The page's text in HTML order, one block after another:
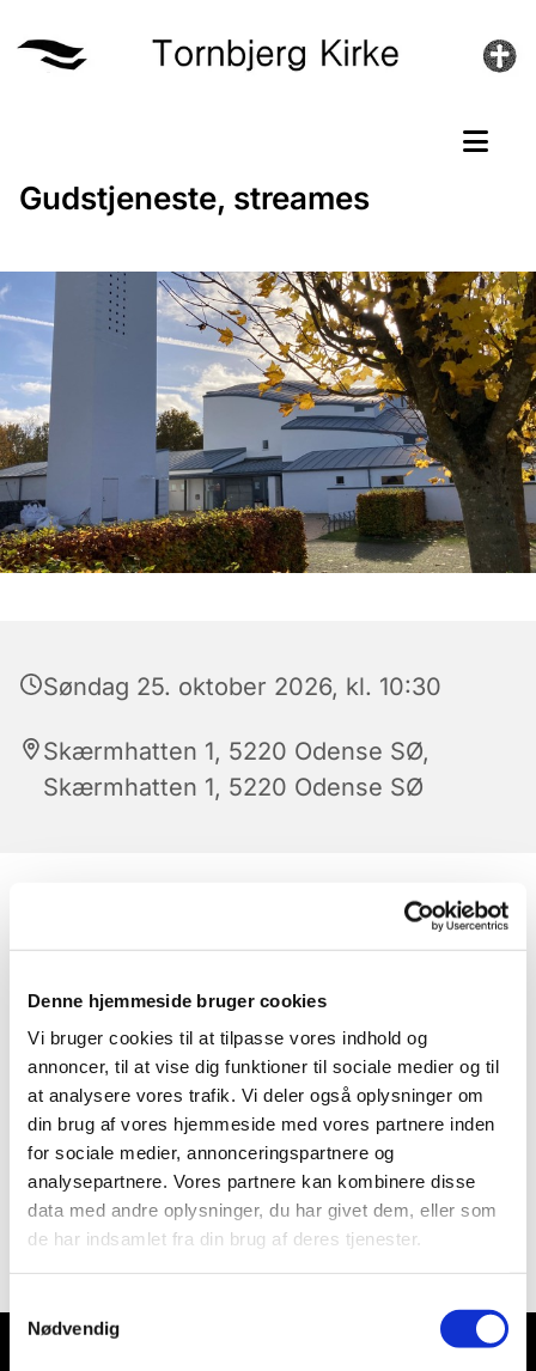
Denne hjemmeside bruger cookies
Vi bruger cookies til at tilpasse vores indhold og
annoncer, til at vise dig funktioner til sociale medier og til
at analysere vores trafik. Vi deler også oplysninger om
din brug af vores hjemmeside med vores partnere inden
for sociale medier, annonceringspartnere og
analysepartnere. Vores partnere kan kombinere disse
data med andre oplysninger, du har givet dem, eller som
de har indsamlet fra din brug af deres tjenester.
Nødvendig
Gudstjeneste, streames
Søndag 25. oktober 2026, kl. 10:30
Skærmhatten 1, 5220 Odense SØ,
Skærmhatten 1, 5220 Odense SØ